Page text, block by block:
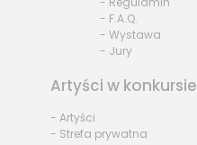
- F.A.Q.
- Wystawa
- Jury
Artyści w konkursie
- Artyści
- Strefa prywatna